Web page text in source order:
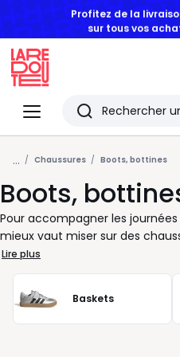
Menu
Redoute
Rechercher
Les
derniers
articles
consultés
... Chaussures Boots, bottines
Boots,
Pour accompagner les
mieux vaut miser sur des
agréables à porter. Les boots et
pour traverser chaque saison
suivre le rythme des enfants
maintien, une autonomie
fermeture bien conçus, et
Lire plus
Baskets